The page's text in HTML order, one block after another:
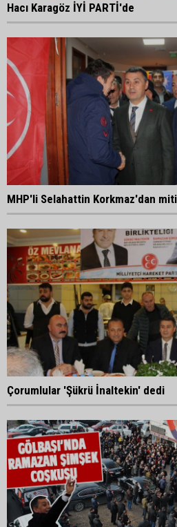
Hacı Karagöz İYİ PARTİ'de
MHP'li Selahattin Korkmaz'dan
Çorumlular 'Şükrü İnaltekin' dedi